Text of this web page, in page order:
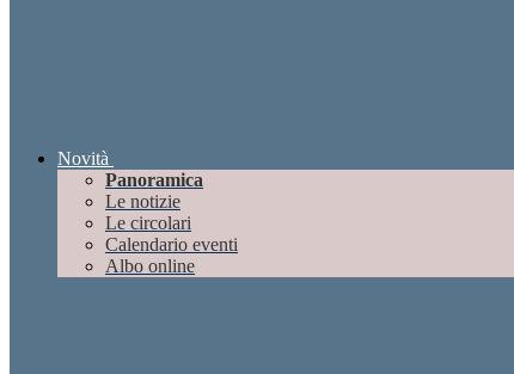
Novità
Panoramica
Le notizie
Le circolari
Calendario eventi
Albo online